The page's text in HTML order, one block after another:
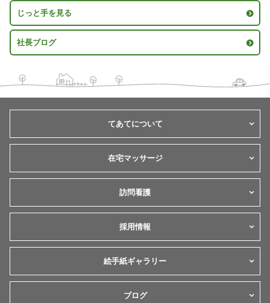
じっと手を見る
社長ブログ
てあてについて
在宅マッサージ
訪問看護
採用情報
絵手紙ギャラリー
ブログ